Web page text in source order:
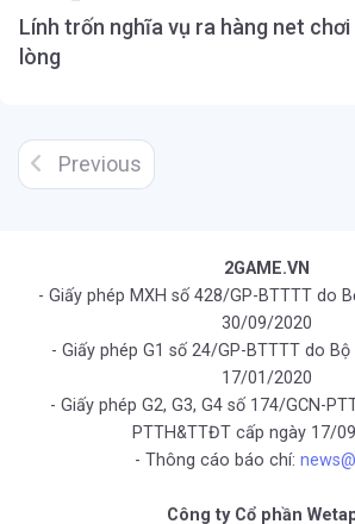
Lính trốn nghĩa vụ ra hàng net
lòng
Previous
2GAME.VN
- Giấy phép MXH số 428/GP-BTTTT do
30/09/2020
- Giấy phép G1 số 24/GP-BTTTT do
17/01/2020
- Giấy phép G2, G3, G4 số 174/GCN-
PTTH&TTĐT cấp ngày 17/
- Thông cáo báo chí:
Công ty Cổ phần